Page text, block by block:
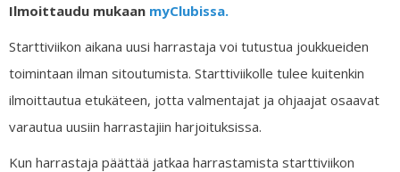
Ilmoittaudu mukaan myClubissa.
Starttiviikon aikana uusi harrastaja voi tutustua joukkueiden
toimintaan ilman sitoutumista. Starttiviikolle tulee kuitenkin
ilmoittautua etukäteen, jotta valmentajat ja ohjaajat osaavat
varautua uusiin harrastajiin harjoituksissa.
Kun harrastaja päättää jatkaa harrastamista starttiviikon